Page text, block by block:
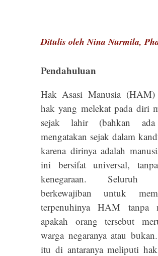
Ditulis oleh Nina Nurmila,
Pendahuluan
Hak Asasi Manusia (HAM)
hak yang melekat pada diri
sejak lahir (bahkan
mengatakan sejak dalam
karena dirinya adalah
ini bersifat universal,
kenegaraan. Seluruh
berkewajiban untuk
terpenuhinya HAM tanpa
apakah orang tersebut
warga negaranya atau
itu di antaranya meliputi